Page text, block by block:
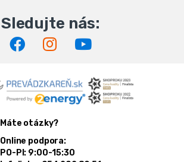
Máte otázky?
Online podpora:
PO-PI: 9:00-15:30